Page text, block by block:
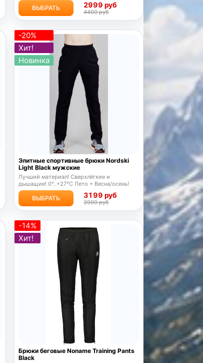
ВЫБРАТЬ 2999 руб
4400 руб
-20%
Хит!
Новинка
Элитные спортивные брюки Nordski
Light Black мужские
Лучший материал! Сверхлёгкие и
дышащие! 0°..+27°С Лето + Весна/осень!
ВЫБРАТЬ 3199 руб
3990 руб
-14%
Хит!
Брюки беговые Noname Training Pants
Black